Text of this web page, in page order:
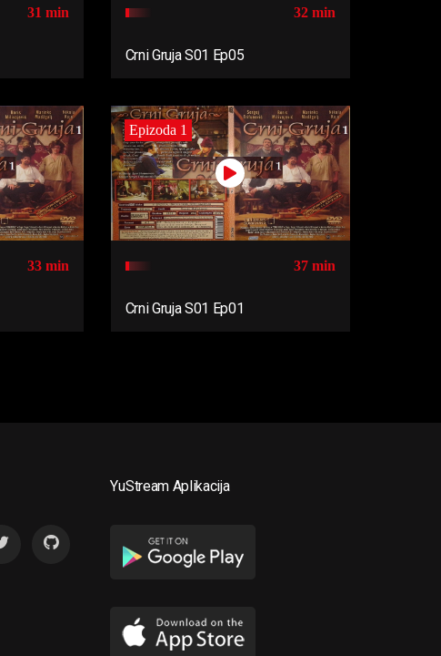
31 min 32 min
Crni Gruja S01 Ep05
33 min
Epizoda 1
37 min
Crni Gruja S01 Ep01
YuStream Aplikacija